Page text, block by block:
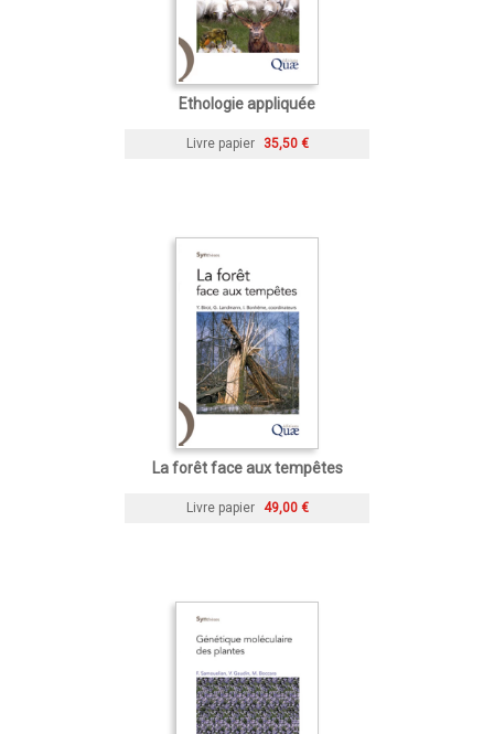
Ethologie appliquée
Livre papier 35,50 €
La forêt face aux tempêtes
Livre papier 49,00 €